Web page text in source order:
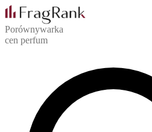
Porównywarka
cen perfum